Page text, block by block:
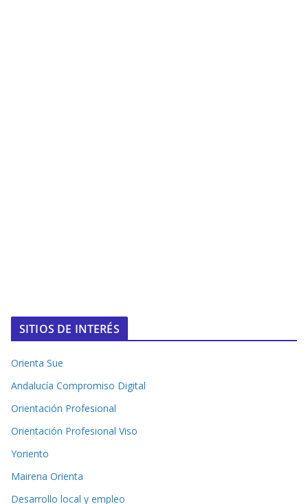
SITIOS DE INTERÉS
Orienta Sue
Andalucía Compromiso Digital
Orientación Profesional
Orientación Profesional Viso
Yoriento
Mairena Orienta
Desarrollo local y empleo